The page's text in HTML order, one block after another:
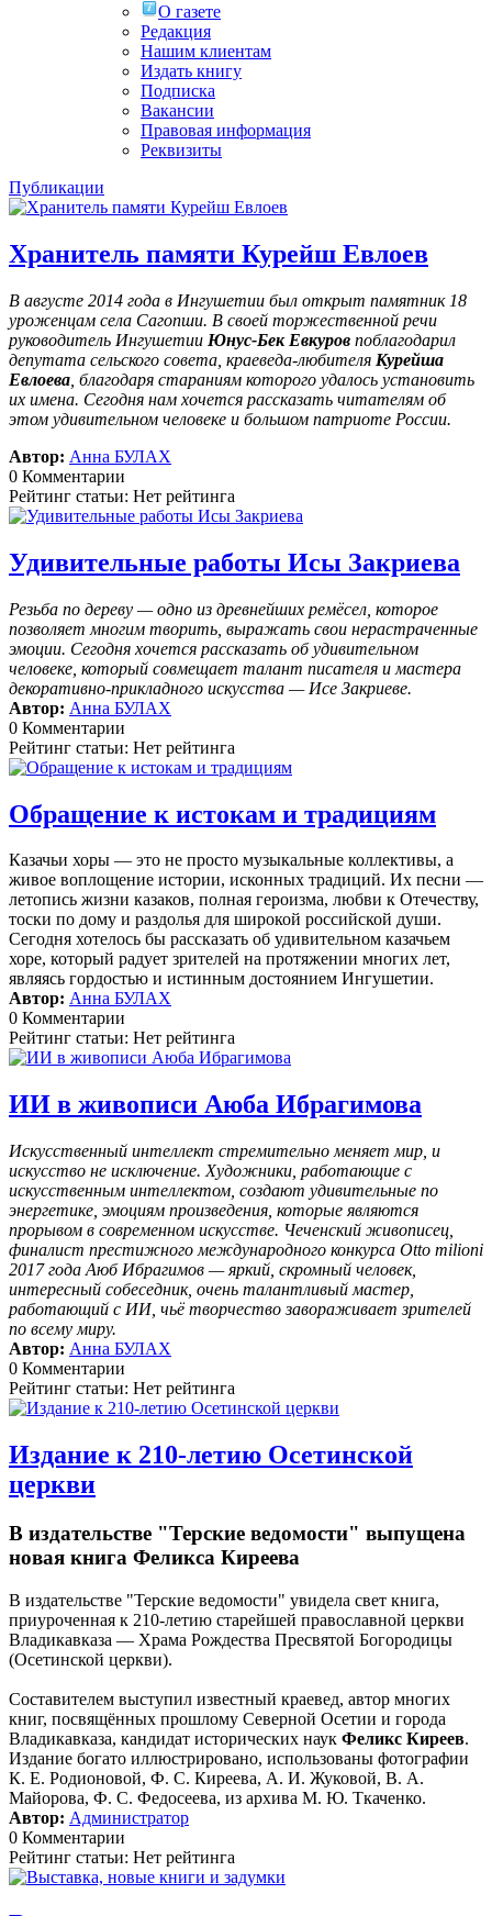
О газете
Редакция
Нашим клиентам
Издать книгу
Подписка
Вакансии
Правовая информация
Реквизиты
Публикации
Хранитель памяти Курейш Евлоев
В августе 2014 года в Ингушетии был открыт памятник 18
уроженцам села Сагопши. В своей торжественной речи
руководитель Ингушетии Юнус-Бек Евкуров поблагодарил
депутата сельского совета, краеведа-любителя Курейша
Евлоева , благодаря стараниям которого удалось установить
их имена. Сегодня нам хочется рассказать читателям об
этом удивительном человеке и большом патриоте России.
Автор: Анна БУЛАХ
0 Комментарии
Рейтинг статьи: Нет рейтинга
Удивительные работы Исы Закриева
Резьба по дереву — одно из древнейших ремёсел, которое
позволяет многим творить, выражать свои нерастраченные
эмоции. Сегодня хочется рассказать об удивительном
человеке, который совмещает талант писателя и мастера
декоративно-прикладного искусства — Исе Закриеве.
Автор: Анна БУЛАХ
0 Комментарии
Рейтинг статьи: Нет рейтинга
Обращение к истокам и традициям
Казачьи хоры — это не просто музыкальные коллективы, а
живое воплощение истории, исконных традиций. Их песни —
летопись жизни казаков, полная героизма, любви к Отечеству,
тоски по дому и раздолья для широкой российской души.
Сегодня хотелось бы рассказать об удивительном казачьем
хоре, который радует зрителей на протяжении многих лет,
являясь гордостью и истинным достоянием Ингушетии.
Автор: Анна БУЛАХ
0 Комментарии
Рейтинг статьи: Нет рейтинга
ИИ в живописи Аюба Ибрагимова
Искусственный интеллект стремительно меняет мир, и
искусство не исключение. Художники, работающие с
искусственным интеллектом, создают удивительные по
энергетике, эмоциям произведения, которые являются
прорывом в современном искусстве. Чеченский живописец,
финалист престижного международного конкурса Otto milioni
2017 года Аюб Ибрагимов — яркий, скромный человек,
интересный собеседник, очень талантливый мастер,
работающий с ИИ, чьё творчество завораживает зрителей
по всему миру.
Автор: Анна БУЛАХ
0 Комментарии
Рейтинг статьи: Нет рейтинга
Издание к 210-летию Осетинской
церкви
В издательстве "Терские ведомости" выпущена
новая книга Феликса Киреева
В издательстве "Терские ведомости" увидела свет книга,
приуроченная к 210-летию старейшей православной церкви
Владикавказа — Храма Рождества Пресвятой Богородицы
(Осетинской церкви).
Составителем выступил известный краевед, автор многих
книг, посвящённых прошлому Северной Осетии и города
Владикавказа, кандидат исторических наук Феликс Киреев.
Издание богато иллюстрировано, использованы фотографии
К. Е. Родионовой, Ф. С. Киреева, А. И. Жуковой, В. А.
Майорова, Ф. С. Федосеева, из архива М. Ю. Ткаченко.
Автор: Администратор
0 Комментарии
Рейтинг статьи: Нет рейтинга